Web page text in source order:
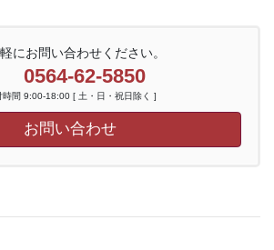
にお問い合わせください。
0564-62-5850
時間 9:00-18:00 [ 土・日・祝日除く ]
お問い合わせ